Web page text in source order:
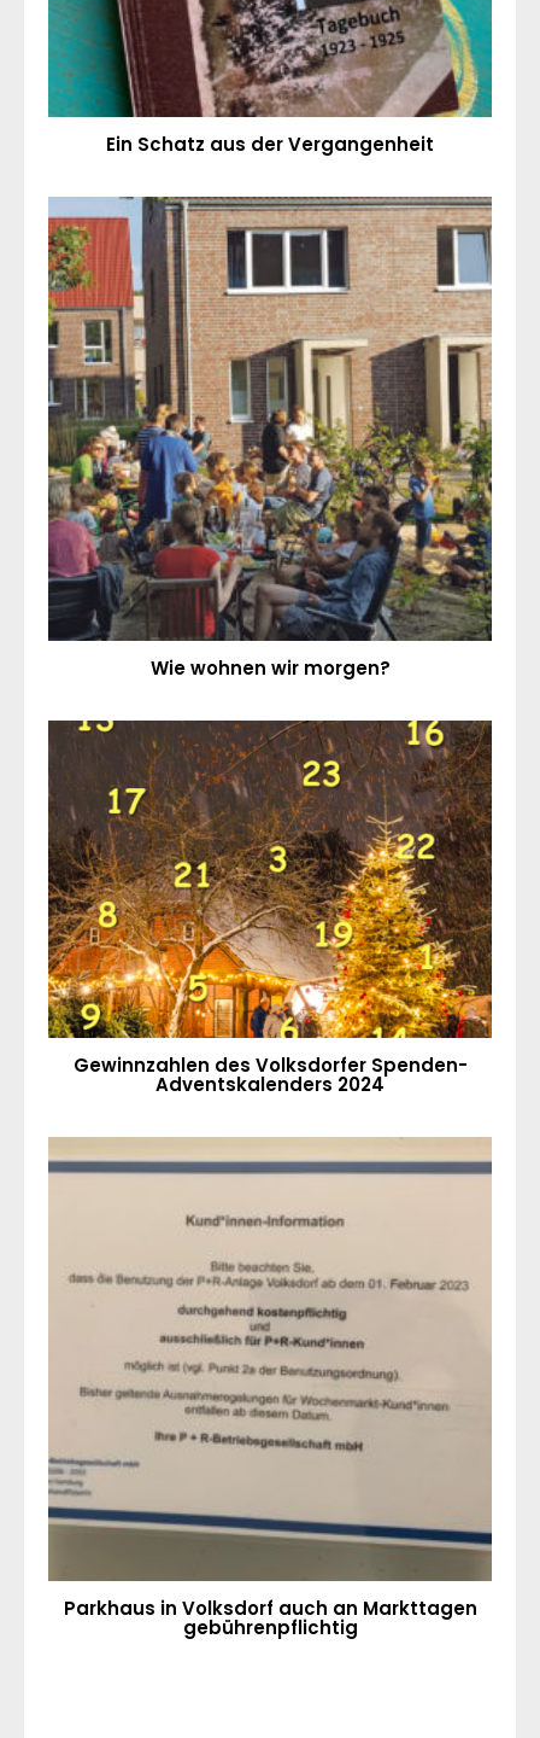
Ein Schatz aus der Vergangenheit
Wie wohnen wir morgen?
Gewinnzahlen des Volksdorfer Spenden-
Adventskalenders 2024
Parkhaus in Volksdorf auch an Markttagen
gebührenpflichtig